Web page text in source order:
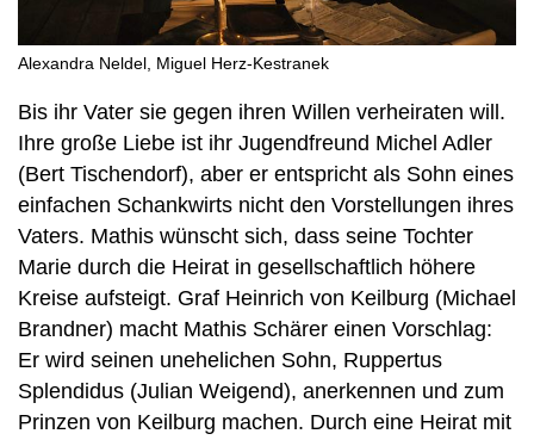
Alexandra Neldel, Miguel Herz-Kestranek
Bis ihr Vater sie gegen ihren Willen verheiraten will.
Ihre große Liebe ist ihr Jugendfreund Michel Adler
(Bert Tischendorf), aber er entspricht als Sohn eines
einfachen Schankwirts nicht den Vorstellungen ihres
Vaters. Mathis wünscht sich, dass seine Tochter
Marie durch die Heirat in gesellschaftlich höhere
Kreise aufsteigt. Graf Heinrich von Keilburg (Michael
Brandner) macht Mathis Schärer einen Vorschlag:
Er wird seinen unehelichen Sohn, Ruppertus
Splendidus (Julian Weigend), anerkennen und zum
Prinzen von Keilburg machen. Durch eine Heirat mit